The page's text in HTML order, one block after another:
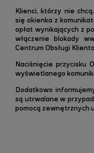
Klienci, którzy nie
się okienka z
opłat wynikających z
włączenie blokady
Centrum Obsługi
Naciśnięcie przycisku
wyświetlanego
Dodatkowo
są utrwalane w
pomocą zewnętrznych